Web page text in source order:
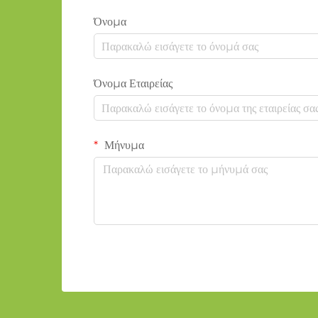
Όνομα
Όνομα Εταιρείας
Μήνυμα